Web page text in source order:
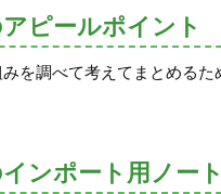
ピールポイント
を調べて考えてまとめる
ンポート用ノー